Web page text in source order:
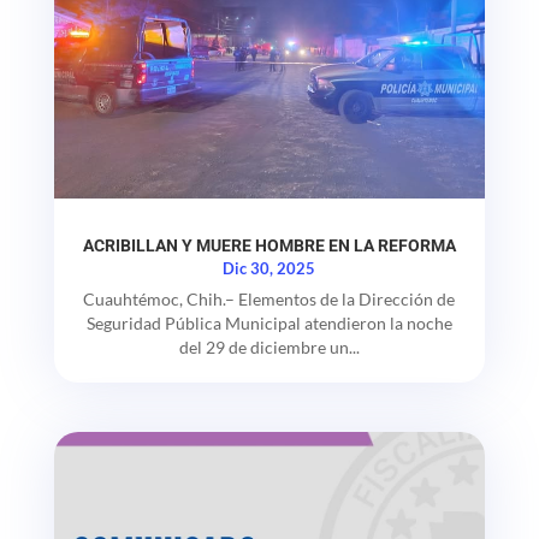
ACRIBILLAN Y MUERE HOMBRE EN LA REFORMA
Dic 30, 2025
Cuauhtémoc, Chih.– Elementos de la Dirección de
Seguridad Pública Municipal atendieron la noche
del 29 de diciembre un...